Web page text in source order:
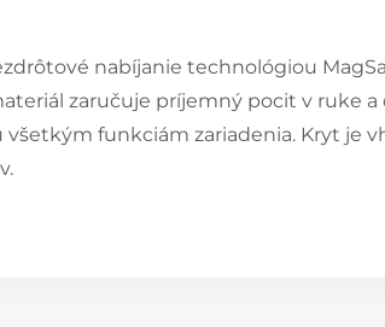
nabíjanie technológiou
zaručuje príjemný pocit v ruke a
funkciám zariadenia. Kryt je